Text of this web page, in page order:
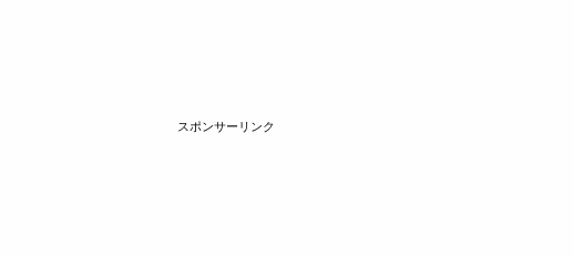
スポンサーリンク